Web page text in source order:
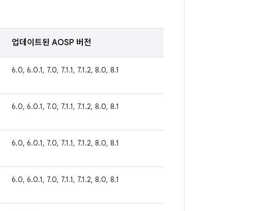
업데이트된 AOSP 버전
6.0, 6.0.1, 7.0, 7.1.1, 7.1.2, 8.0, 8.1
6.0, 6.0.1, 7.0, 7.1.1, 7.1.2, 8.0, 8.1
6.0, 6.0.1, 7.0, 7.1.1, 7.1.2, 8.0, 8.1
6.0, 6.0.1, 7.0, 7.1.1, 7.1.2, 8.0, 8.1